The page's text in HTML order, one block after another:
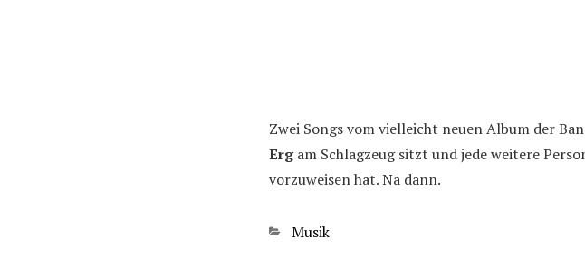
Zwei Songs vom vielleicht neuen Album der
Ergam Schlagzeug sitzt und jede weitere
vorzuweisen hat. Na dann.
Kategorien
Musik